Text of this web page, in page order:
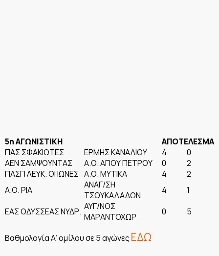
5η ΑΓΩΝΙΣΤΙΚΗ
ΑΠΟΤΕΛΕΣΜΑ
ΠΑΣ ΣΦΑΚΙΩΤΕΣ
ΕΡΜΗΣ ΚΑΝΑΛΙΟΥ 4
0
ΑΕΝ ΣΑΜΨΟΥΝΤΑΣ
Α.Ο. ΑΓΙΟΥ ΠΕΤΡΟΥ 0
2
ΠΑΣΠ ΛΕΥΚ. ΟΙ ΙΩΝΕΣ Α.Ο. ΜΥΤΙΚΑ 4
2
Α.Ο. ΡΙΑ
ΑΝΑΓ/ΣΗ
ΤΣΟΥΚΑΛΑΔΩΝ
4
1
ΕΑΣ ΟΔΥΣΣΕΑΣ ΝΥΔΡ. ΑΥΓ/ΝΟΣ
ΜΑΡΑΝΤΟΧΩΡ
0 5
Βαθμολογία Α’ ομίλου σε 5 αγώνες ΕΔΩ